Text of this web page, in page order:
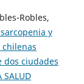
Robles,
y
dos ciudades
SALUD